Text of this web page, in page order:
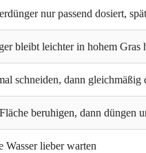
nur passend dosiert,
bleibt leichter in hohem Gras
schneiden, dann gleichmäßig
beruhigen, dann düngen
Wasser lieber warten